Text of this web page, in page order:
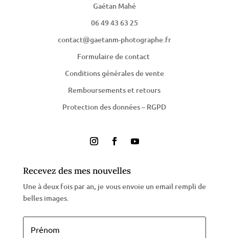
Gaétan Mahé
06 49 43 63 25
contact@gaetanm-photographe.fr
Formulaire de contact
Conditions générales de vente
Remboursements et retours
Protection des données – RGPD
Recevez des mes nouvelles
Une à deux fois par an, je vous envoie un email rempli de
belles images.